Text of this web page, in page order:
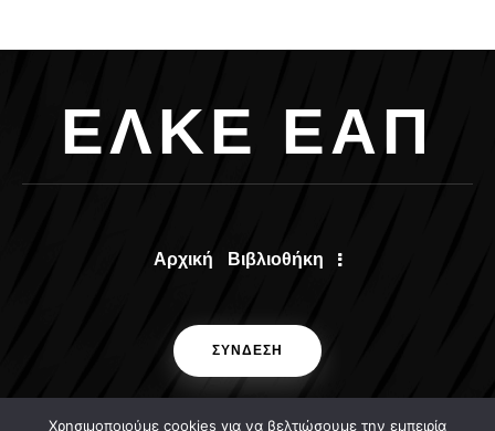
ΕΛΚΕ ΕΑΠ
Αρχική Βιβλιοθήκη
ΣΥΝΔΕΣΗ
Χρησιμοποιούμε cookies για να βελτιώσουμε την εμπειρία